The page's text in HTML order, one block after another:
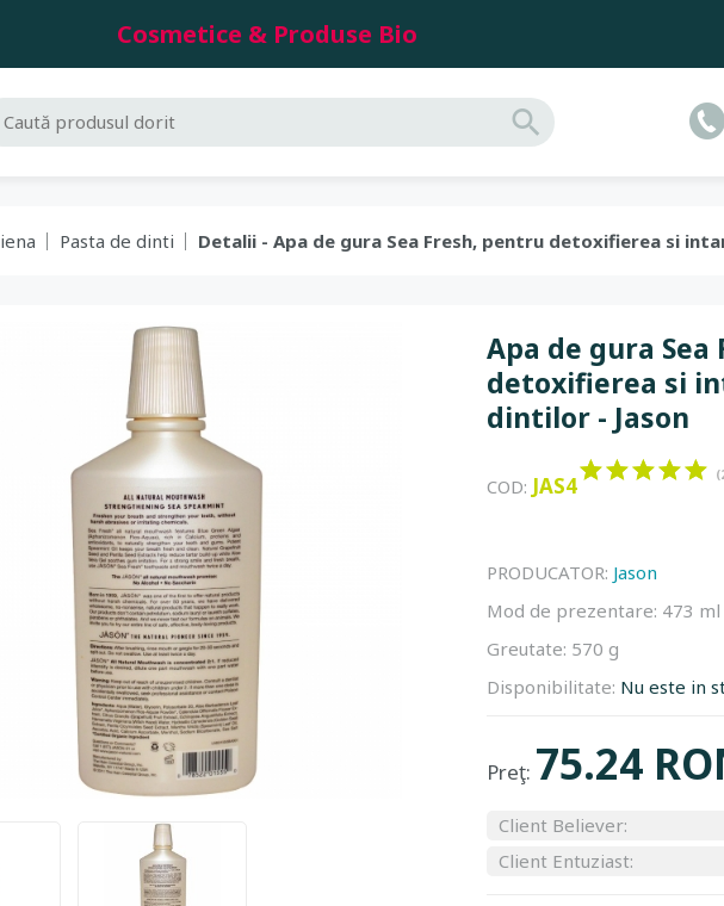
Cosmetice & Produse Bio
Pasta de dinti Detalii - Apa de gura Sea Fresh, pentru detoxifierea si
Apa de gura
detoxifierea si
dintilor - Jason
COD: JAS4
PRODUCATOR: Jason
Mod de prezentare: 473 ml
Greutate: 570 g
Disponibilitate: Nu este in
Preţ: 75.24
Client Believer:
Client Entuziast: